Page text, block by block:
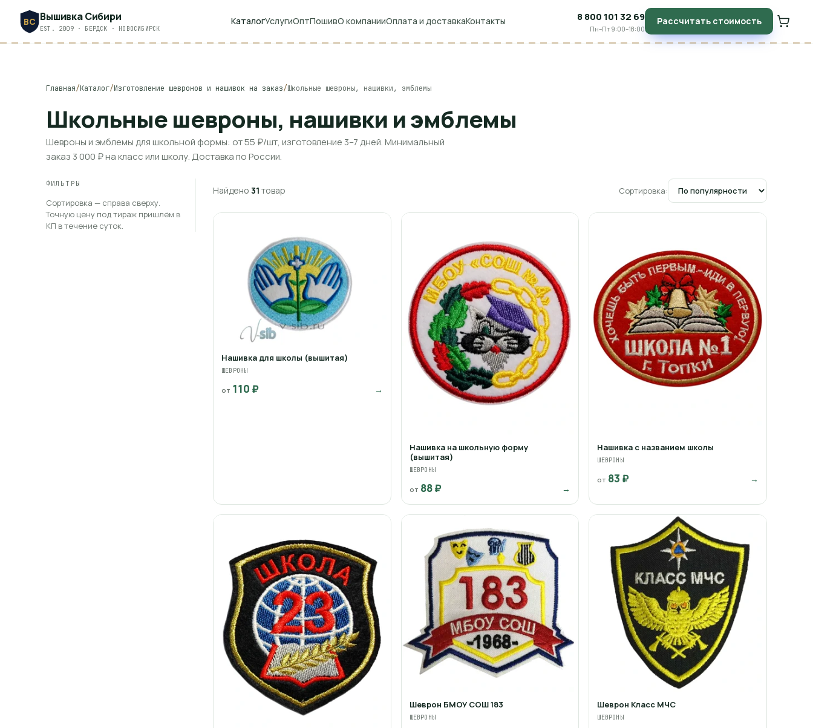
ВС Вышивка Сибири
EST. 2009 · БЕРДСК · НОВОСИБИРСК
КаталогУслугиОптПошивО компанииОплата и доставкаКонтакты 8 800 101 32 69
Пн–Пт 9:00–18:00
Рассчитать стоимость
Главная/Каталог/Изготовление шевронов и нашивок на заказ/Школьные шевроны, нашивки, эмблемы
Школьные шевроны, нашивки и эмблемы
Шевроны и эмблемы для школьной формы: от 55 ₽/шт, изготовление 3–7 дней. Минимальный
заказ 3 000 ₽ на класс или школу. Доставка по России.
ФИЛЬТРЫ
Сортировка — справа сверху.
Точную цену под тираж пришлём в
КП в течение суток.
Найдено 31 товар Сортировка:
Нашивка для школы (вышитая)
ШЕВРОНЫ
от 110 ₽ →
Нашивка на школьную форму
(вышитая)
ШЕВРОНЫ
от 88 ₽ →
Нашивка с названием школы
ШЕВРОНЫ
от 83 ₽ →
Шеврон БМОУ СОШ 183
ШЕВРОНЫ
Шеврон Класс МЧС
ШЕВРОНЫ